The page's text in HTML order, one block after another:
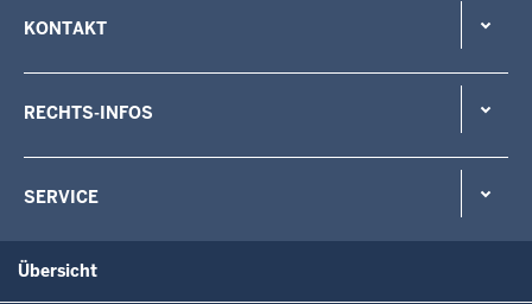
KONTAKT
RECHTS-INFOS
SERVICE
Übersicht